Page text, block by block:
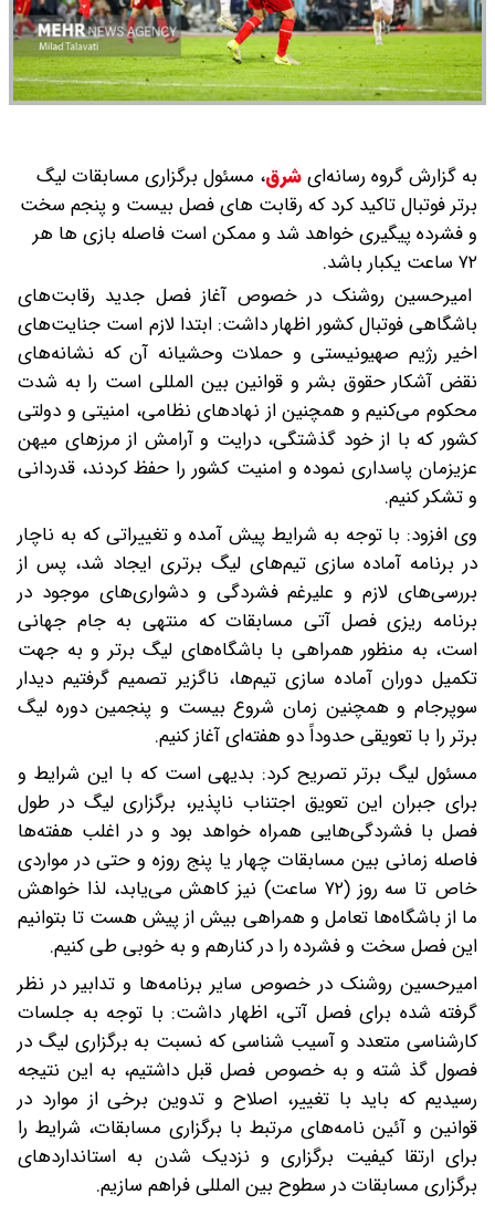
به گزارش گروه رسانه‌ایشرق، مسئول برگزاری مسابقات لیگ
برتر فوتبال تاکید کرد که رقابت های فصل بیست و پنجم سخت
و فشرده پیگیری خواهد شد و ممکن است فاصله بازی ها هر
۷۲ ساعت یکبار باشد.
امیرحسین روشنک در خصوص آغاز فصل جدید رقابت‌های
باشگاهی فوتبال کشور اظهار داشت: ابتدا لازم است جنایت‌های
اخیر رژیم صهیونیستی و حملات وحشیانه آن که نشانه‌های
نقض آشکار حقوق بشر و قوانین بین المللی است را به شدت
محکوم می‌کنیم و همچنین از نهادهای نظامی، امنیتی و دولتی
کشور که با از خود گذشتگی، درایت و آرامش از مرزهای میهن
عزیزمان پاسداری نموده و امنیت کشور را حفظ کردند، قدردانی
و تشکر کنیم.
وی افزود: با توجه به شرایط پیش آمده و تغییراتی که به ناچار
در برنامه آماده سازی تیم‌های لیگ برتری ایجاد شد، پس از
بررسی‌های لازم و علیرغم فشردگی و دشواری‌های موجود در
برنامه ریزی فصل آتی مسابقات که منتهی به جام جهانی
است، به منظور همراهی با باشگاه‌های لیگ برتر و به جهت
تکمیل دوران آماده سازی تیم‌ها، ناگزیر تصمیم گرفتیم دیدار
سوپرجام و همچنین زمان شروع بیست و پنجمین دوره لیگ
برتر را با تعویقی حدوداً دو هفته‌ای آغاز کنیم.
مسئول لیگ برتر تصریح کرد: بدیهی است که با این شرایط و
برای جبران این تعویق اجتناب ناپذیر، برگزاری لیگ در طول
فصل با فشردگی‌هایی همراه خواهد بود و در اغلب هفته‌ها
فاصله زمانی بین مسابقات چهار یا پنج روزه و حتی در مواردی
خاص تا سه روز (۷۲ ساعت) نیز کاهش می‌یابد، لذا خواهش
ما از باشگاه‌ها تعامل و همراهی بیش از پیش هست تا بتوانیم
این فصل سخت و فشرده را در کنارهم و به خوبی طی کنیم.
امیرحسین روشنک در خصوص سایر برنامه‌ها و تدابیر در نظر
گرفته شده برای فصل آتی، اظهار داشت: با توجه به جلسات
کارشناسی متعدد و آسیب شناسی که نسبت به برگزاری لیگ در
فصول گذ شته و به خصوص فصل قبل داشتیم، به این نتیجه
رسیدیم که باید با تغییر، اصلاح و تدوین برخی از موارد در
قوانین و آئین نامه‌های مرتبط با برگزاری مسابقات، شرایط را
برای ارتقا کیفیت برگزاری و نزدیک شدن به استانداردهای
برگزاری مسابقات در سطوح بین المللی فراهم سازیم.